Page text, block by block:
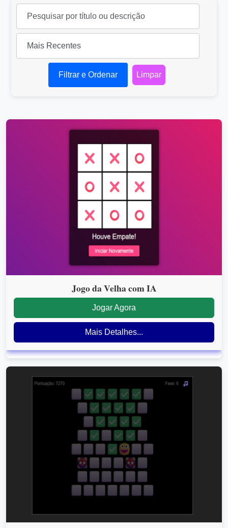
Filtrar e Ordenar Limpar
Jogo da Velha com IA
Jogar Agora
Mais Detalhes...